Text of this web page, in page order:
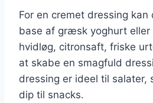
For en cremet dressing
base af græsk yoghurt
hvidløg, citronsaft, friske
at skabe en smagfuld
dressing er ideel til salater,
dip til snacks.